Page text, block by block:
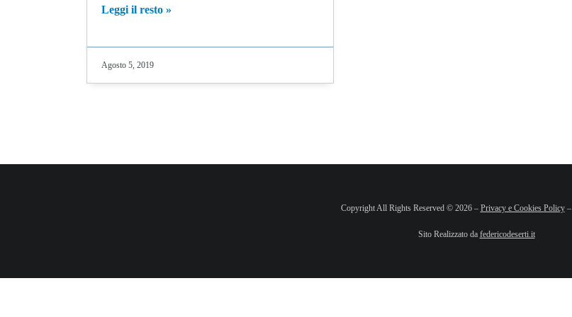
Leggi il resto »
Agosto 5, 2019
Copyright All Rights Reserved © 2026 – Privacy e Cookies Policy–
Sito Realizzato da federicodeserti.it